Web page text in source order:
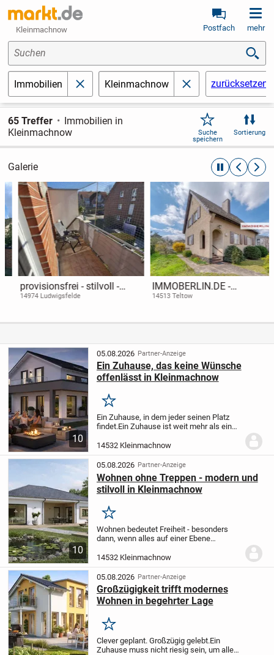
Kleinmachnow Postfach mehr
Suchen
Immobilien schließenKleinmachnow schließenzurücksetzen
65 Treffer
Immobilien in
Kleinmachnow
Suche
speichern
Sortierung
Galerie automatische
provisionsfrei - stilvoll -
naturnah : Wohnjuwel mit
14974 Ludwigsfelde
IMMOBERLIN.DE -
Charaktervolles Haus mit
in familiärer Lage
14513 Teltow
10
05.08.2026 Partner-Anzeige
Ein Zuhause, das keine Wünsche
offenlässt in Kleinmachnow
Merken
Ein Zuhause, in dem jeder seinen Platz
findet.Ein Zuhause ist weit mehr als ein
des Familienlebens - ein Ort, an dem
gemeinsame Erinnerungen entstehen
und...
14532 Kleinmachnow
10
05.08.2026 Partner-Anzeige
Wohnen ohne Treppen - modern und
stilvoll in Kleinmachnow
Merken
Wohnen bedeutet Freiheit - besonders
dann, wenn alles auf einer Ebene
Dinge, die den größten Unterschied
machen. Ein Zuhause ohne Treppen.
Kurze Wege. Helle...
14532 Kleinmachnow
05.08.2026 Partner-Anzeige
Großzügigkeit trifft modernes
Wohnen in begehrter Lage
Merken
Clever geplant. Großzügig gelebt.Ein
Zuhause muss nicht riesig sein, um alles